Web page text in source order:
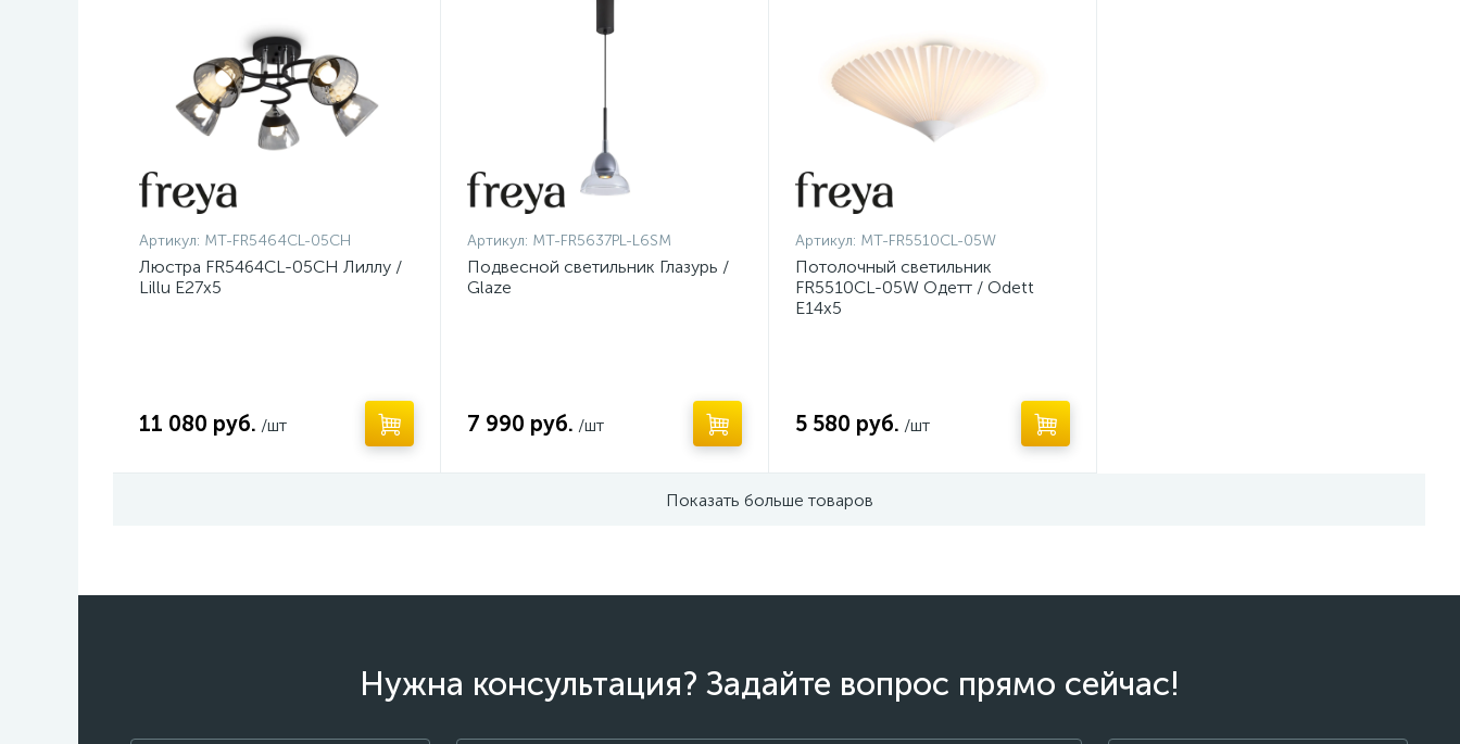
Артикул: MT-FR5464CL-05CH
Люстра FR5464CL-05CH Лиллу /
Lillu E27x5
11 080 руб. /шт
Артикул: MT-FR5637PL-L6SM
Подвесной светильник Глазурь /
Glaze
7 990 руб. /шт
Артикул: MT-FR5510CL-05W
Потолочный светильник
FR5510CL-05W Одетт / Odett
E14x5
5 580 руб. /шт
Показать больше товаров
Нужна консультация? Задайте вопрос прямо сейчас!